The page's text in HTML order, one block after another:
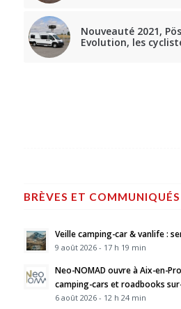
Nouveauté 2021,
Evolution, les
BRÈVES ET COMMUNIQUÉS
Veille camping-car & vanlife :
9 août 2026 - 17 h 19 min
Neo-NOMAD ouvre à Aix-en-
camping-cars et roadbooks
6 août 2026 - 12 h 24 min